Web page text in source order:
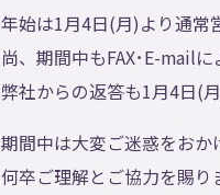
年始は1月4日(月)より通常
尚、期間中もFAX･E-mail
弊社からの返答も1月4日(
期間中は大変ご迷惑をおか
何卒ご理解とご協力を賜り